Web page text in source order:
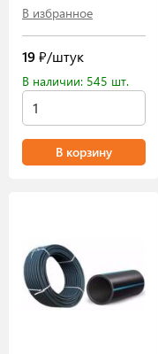
В избранное
19₽/штук
В наличии: 545 шт.
В корзину